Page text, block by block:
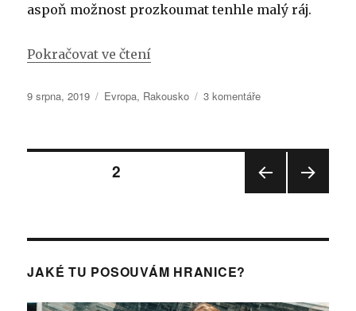
aspoň možnost prozkoumat tenhle malý ráj.
Pokračovat ve čtení„Poprvé na Gosauská jezera s
Publikováno:
9 srpna, 2019 Rubriky:
Evropa, Rakousko 3 komentářeu
názvem
na
Gosauská
kočárkem
Stránkování
STRÁ
STRÁNKA:2
NKA
JAKÉ TU POSOUVÁM HRANICE?